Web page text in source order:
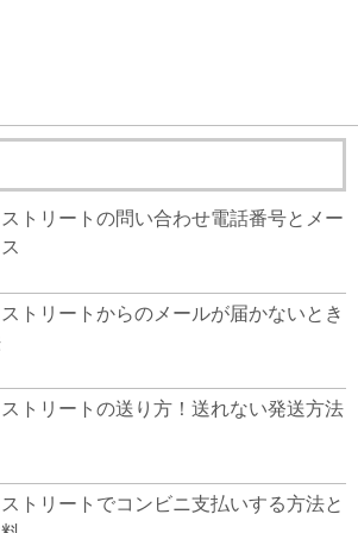
トリートの問い合わせ電話番号とメー
トリートからのメールが届かないとき
トリートの送り方！送れない発送方法
トリートでコンビニ支払いする方法と